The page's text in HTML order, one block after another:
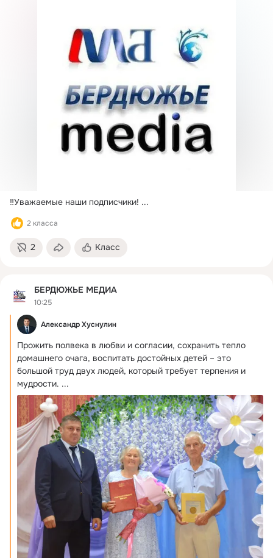
‼️Уважаемые наши подписчики! ...
2 класса
2 Класс
БЕРДЮЖЬЕ МЕДИА
10:25
Александр Хуснулин
Прожить полвека в любви и согласии, сохранить тепло
домашнего очага, воспитать достойных детей – это
большой труд двух людей, который требует терпения и
мудрости. ...